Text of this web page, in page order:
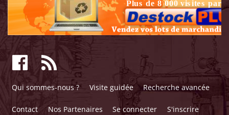
Qui sommes-nous ? Visite guidée Recherche avancée
Contact Nos Partenaires Se connecter
S'inscrire